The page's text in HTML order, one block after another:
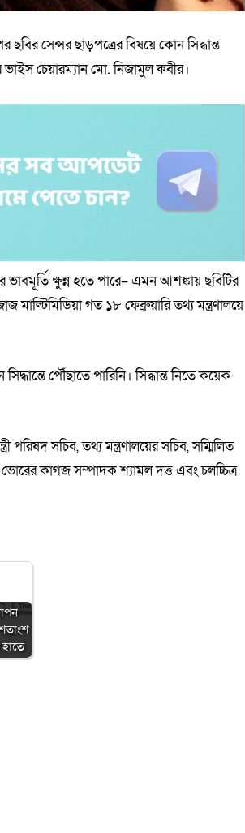
ছবির সেন্সর ছাড়পত্রের বিষয়ে কোন সিদ্ধান্ত
ভাইস চেয়ারম্যান মো. নিজামুল কবীর।
ক্ষুন্ন হতে পারে– এমন আশঙ্কায় ছবিটির
মাল্টিমিডিয়া গত ১৮ ফেব্রুয়ারি তথ্য মন্ত্রণালয়ে
পৌঁছাতে পারিনি। সিদ্ধান্ত নিতে কয়েক
পরিষদ সচিব, তথ্য মন্ত্রণালয়ের সচিব, সম্মিলিত
কাগজ সম্পাদক শ্যামল দত্ত এবং চলচ্চিত্র